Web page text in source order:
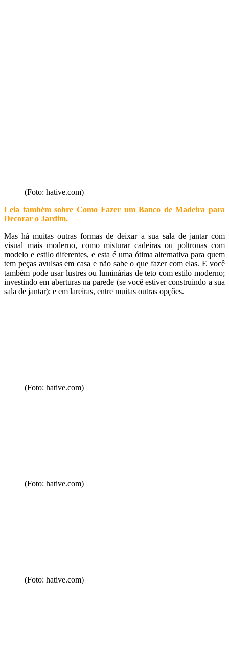
(Foto: hative.com)
Leia também sobre Como Fazer um Banco de Madeira para
Decorar o Jardim.
Mas há muitas outras formas de deixar a sua sala de jantar com
visual mais moderno, como misturar cadeiras ou poltronas com
modelo e estilo diferentes, e esta é uma ótima alternativa para quem
tem peças avulsas em casa e não sabe o que fazer com elas. E você
também pode usar lustres ou luminárias de teto com estilo moderno;
investindo em aberturas na parede (se você estiver construindo a sua
sala de jantar); e em lareiras, entre muitas outras opções.
(Foto: hative.com)
(Foto: hative.com)
(Foto: hative.com)